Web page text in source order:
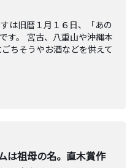
は旧暦１月１６日、「あの
す。 宮古、八重山や沖縄本
ちそうやお酒などを供えて
は祖母の名。直木賞作